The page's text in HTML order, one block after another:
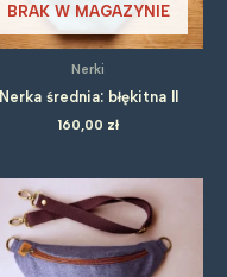
BRAK W MAGAZYNIE
Nerki
Nerka średnia: błękitna II
160,00 zł